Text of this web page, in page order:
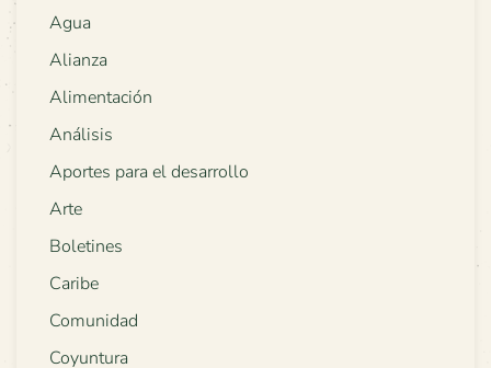
Agua
Alianza
Alimentación
Análisis
Aportes para el desarrollo
Arte
Boletines
Caribe
Comunidad
Coyuntura